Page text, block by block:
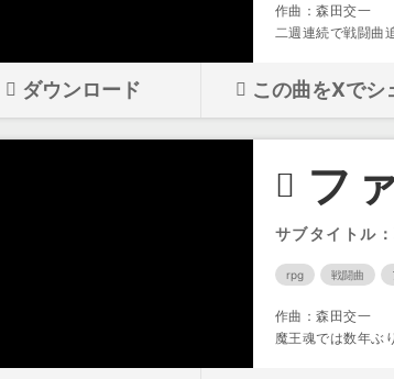
作曲：森田交一
二週連続で戦闘曲
ダウンロード この曲をXでシ
フ
サブタイトル
rpg 戦闘曲
作曲：森田交一
魔王魂では数年ぶ